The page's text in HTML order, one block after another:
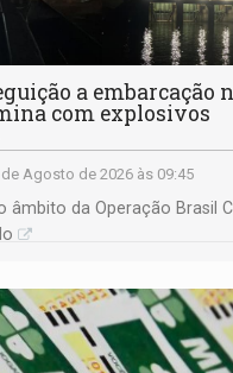
a embarcação
com explosivos
de Agosto de 2026 às 09:45
âmbito da Operação Brasil